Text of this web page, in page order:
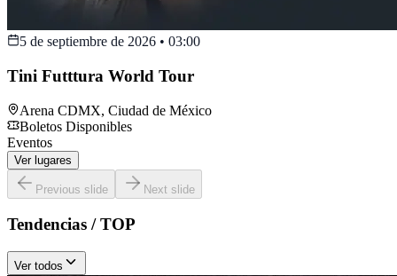
5 de septiembre de 2026 • 03:00
Tini Futttura World Tour
Arena CDMX, Ciudad de México
Boletos Disponibles
Eventos
Ver lugares
Previous slide Next slide
Tendencias / TOP
Ver todos